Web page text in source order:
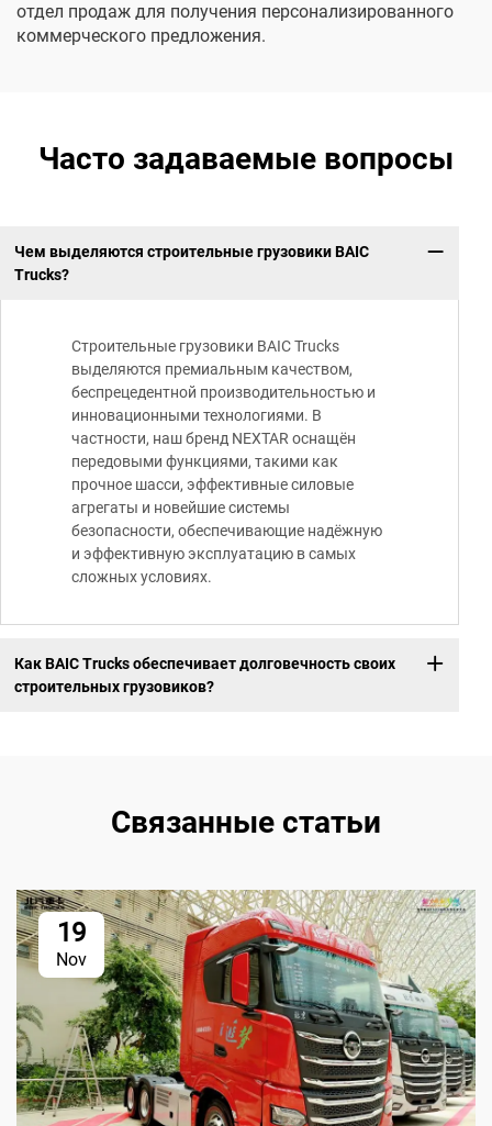
отдел продаж для получения персонализированного
коммерческого предложения.
Часто задаваемые вопросы
Чем выделяются строительные грузовики BAIC
Trucks?
Строительные грузовики BAIC Trucks
выделяются премиальным качеством,
беспрецедентной производительностью и
инновационными технологиями. В
частности, наш бренд NEXTAR оснащён
передовыми функциями, такими как
прочное шасси, эффективные силовые
агрегаты и новейшие системы
безопасности, обеспечивающие надёжную
и эффективную эксплуатацию в самых
сложных условиях.
Как BAIC Trucks обеспечивает долговечность своих
строительных грузовиков?
Связанные статьи
19
Nov